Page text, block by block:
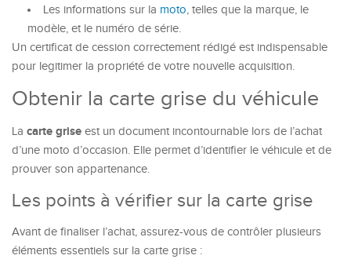
Les informations sur la moto, telles que la marque, le
modèle, et le numéro de série.
Un certificat de cession correctement rédigé est indispensable
pour legitimer la propriété de votre nouvelle acquisition.
Obtenir la carte grise du véhicule
La carte grise est un document incontournable lors de l’achat
d’une moto d’occasion. Elle permet d’identifier le véhicule et de
prouver son appartenance.
Les points à vérifier sur la carte grise
Avant de finaliser l’achat, assurez-vous de contrôler plusieurs
éléments essentiels sur la carte grise :